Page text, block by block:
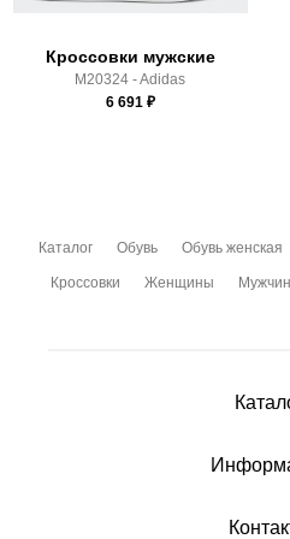
Кроссовки мужские
M20324 - Adidas
6 691₽
Каталог Обувь Обувь женская
Кроссовки Женщины